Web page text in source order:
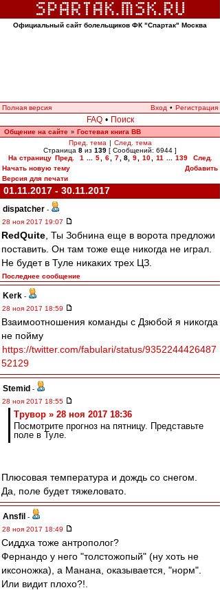
Официальный сайт болельщиков ФК "Спартак" Москва
Полная версия Вход • Регистрация
FAQ • Поиск
Общение на сайте » Гостевая книга ВВ
Пред. тема | След. тема
Страница 8 из 139 [ Сообщений: 6944 ]
На страницу Пред. 1 5 6 7 8, 9 10 11 139
След.
Начать новую тему
Добавить
Версия для печати
01.11.2017 - 30.11.2017
dispatcher -
28 ноя 2017 19:07
RedQuite , Ты Зобнина еще в ворота предложи
поставить. Он там тоже еще никогда не играл.
Не будет в Туле никаких трех ЦЗ.
Последнее сообщение
Kerk -
28 ноя 2017 18:59
Взаимоотношения команды с Дзюбой я никогда
не пойму
https://twitter.com/fabulari/status/9352244426487
52129
Stemid -
28 ноя 2017 18:55
Трувор » 28 ноя 2017 18:36
Посмотрите прогноз на пятницу. Представьте
поле в Туле.
Плюсовая температура и дождь со снегом.
Да, поле будет тяжеловато.
Ansfil -
28 ноя 2017 18:49
Сиддха тоже антрополог?
Фернандо у него "толстожопый" (ну хоть не
иксоножка), а Манана, оказывается, "норм".
Или видит плохо?!.